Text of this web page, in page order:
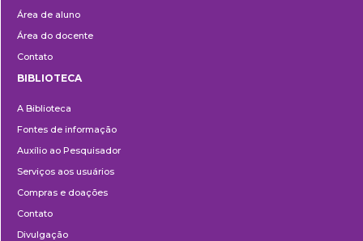
Área de aluno
Área do docente
Contato
BIBLIOTECA
A Biblioteca
Fontes de informação
Auxílio ao Pesquisador
Serviços aos usuários
Compras e doações
Contato
Divulgação